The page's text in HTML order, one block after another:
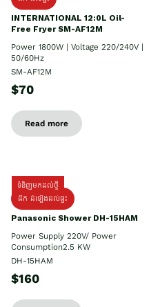
INTERNATIONAL 12:0L Oil-
Free Fryer SM-AF12M
Power 1800W | Voltage 220/240V |
50/60Hz
SM-AF12M
$70
Read more
ទំនិញមកដល់ថ្មី
ដឹក ដំឡើងដល់ផ្ទះ
Panasonic Shower DH-15HAM
Power Supply​ 220V/ Power
Consumption2.5 KW
DH-15HAM
$160